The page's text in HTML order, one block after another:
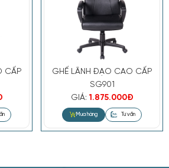
CẤP
GHẾ LÃNH ĐẠO CAO CẤP
SG901
GIÁ:1.875.000Đ